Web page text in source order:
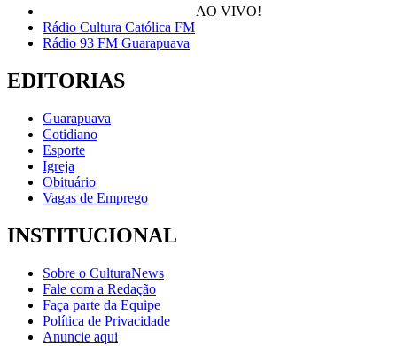
AO VIVO!
Rádio Cultura Católica FM
Rádio 93 FM Guarapuava
EDITORIAS
Guarapuava
Cotidiano
Esporte
Igreja
Obituário
Vagas de Emprego
INSTITUCIONAL
Sobre o CulturaNews
Fale com a Redação
Faça parte da Equipe
Política de Privacidade
Anuncie aqui